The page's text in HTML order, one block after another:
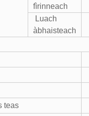
fìrinneach
Luach
àbhaisteach
teas